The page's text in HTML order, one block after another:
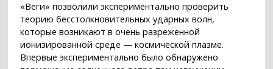
«Веги» позволили экспериментально проверить
теорию бесстолкновительных ударных волн,
которые возникают в очень разреженной
ионизированной среде — космической плазме.
Впервые экспериментально было обнаружено